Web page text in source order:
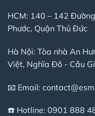
HCM: 140 – 142
Phước, Quận Thủ Đức
Hà Nội: Tòa nhà An
Việt, Nghĩa Đô - Cầu
📧 Email:
☎️ Hotline: 0901 888